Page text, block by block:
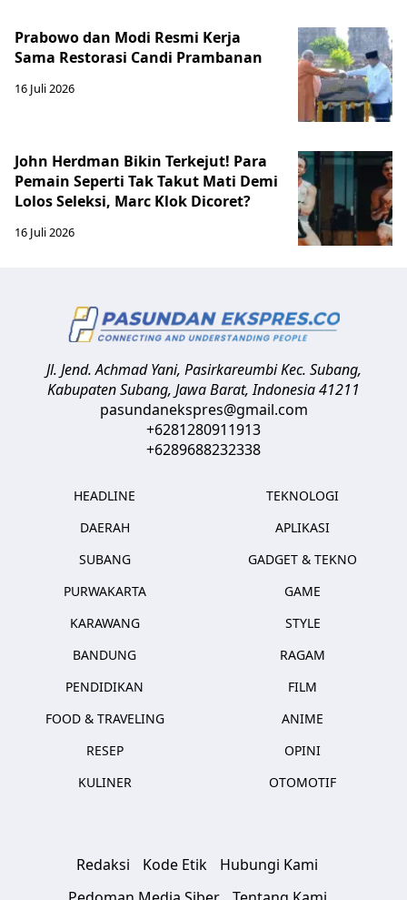
Prabowo dan Modi Resmi Kerja
Sama Restorasi Candi Prambanan
16 Juli 2026
John Herdman Bikin Terkejut! Para
Pemain Seperti Tak Takut Mati Demi
Lolos Seleksi, Marc Klok Dicoret?
16 Juli 2026
Jl. Jend. Achmad Yani, Pasirkareumbi Kec. Subang,
Kabupaten Subang, Jawa Barat,Indonesia41211
pasundanekspres@gmail.com
+6281280911913
+6289688232338
HEADLINE
DAERAH
SUBANG
PURWAKARTA
KARAWANG
BANDUNG
PENDIDIKAN
FOOD & TRAVELING
RESEP
KULINER
TEKNOLOGI
APLIKASI
GADGET & TEKNO
GAME
STYLE
RAGAM
FILM
ANIME
OPINI
OTOMOTIF
Redaksi Kode Etik
Hubungi Kami